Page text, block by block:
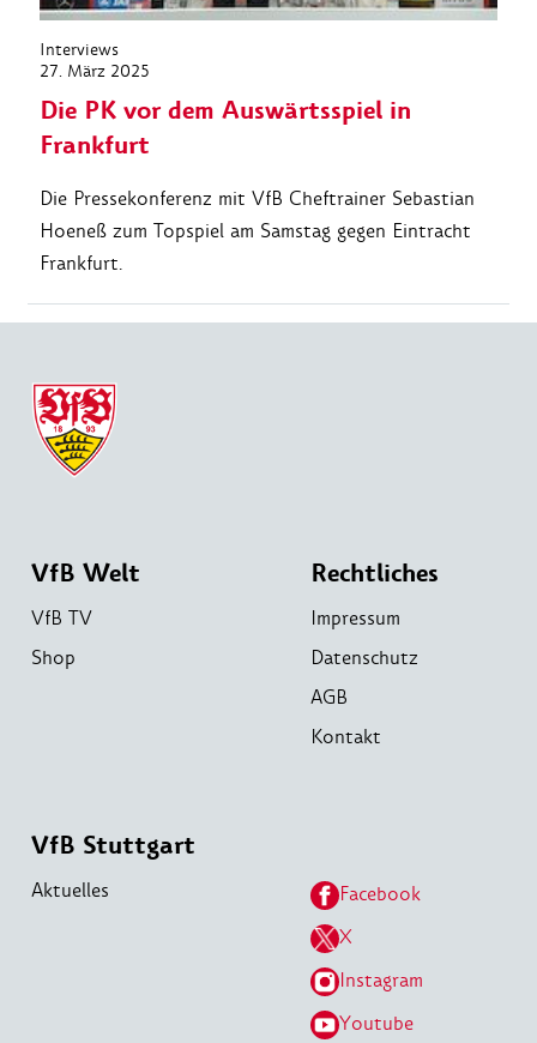
Interviews
27. März 2025
Die PK vor dem Auswärtsspiel in
Frankfurt
Die Pressekonferenz mit VfB Cheftrainer Sebastian
Hoeneß zum Topspiel am Samstag gegen Eintracht
Frankfurt.
VfB Welt
VfB TV
Shop
Rechtliches
Impressum
Datenschutz
AGB
Kontakt
VfB Stuttgart
Aktuelles
Facebook
X
Instagram
Youtube